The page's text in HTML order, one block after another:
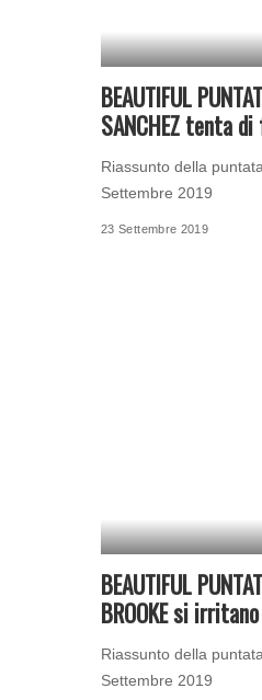
BEAUTIFUL
SANCHEZ tenta
Riassunto della
Settembre 2019
23 Settembre 2019
BEAUTIFUL
BROOKE si
Riassunto della
Settembre 2019